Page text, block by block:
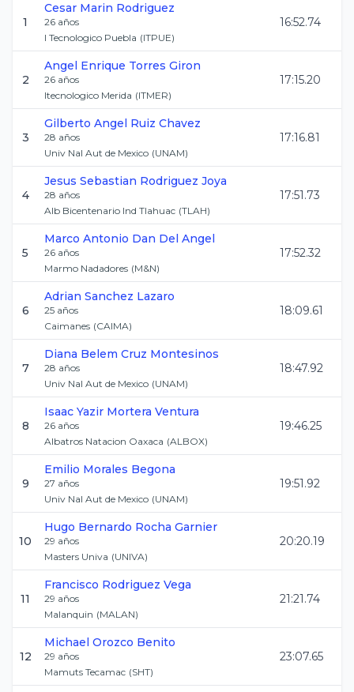
1
Cesar Marin Rodriguez
26 años
I Tecnologico Puebla (ITPUE)
16:52.74
2
Angel Enrique Torres Giron
26 años
Itecnologico Merida (ITMER)
17:15.20
3
Gilberto Angel Ruiz Chavez
28 años
Univ Nal Aut de Mexico (UNAM)
17:16.81
4
Jesus Sebastian Rodriguez Joya
28 años
Alb Bicentenario Ind Tlahuac (TLAH)
17:51.73
5
Marco Antonio Dan Del Angel
26 años
Marmo Nadadores (M&N)
17:52.32
6
Adrian Sanchez Lazaro
25 años
Caimanes (CAIMA)
18:09.61
7
Diana Belem Cruz Montesinos
28 años
Univ Nal Aut de Mexico (UNAM)
18:47.92
8
Isaac Yazir Mortera Ventura
26 años
Albatros Natacion Oaxaca (ALBOX)
19:46.25
9
Emilio Morales Begona
27 años
Univ Nal Aut de Mexico (UNAM)
19:51.92
10
Hugo Bernardo Rocha Garnier
29 años
Masters Univa (UNIVA)
20:20.19
11
Francisco Rodriguez Vega
29 años
Malanquin (MALAN)
21:21.74
12
Michael Orozco Benito
29 años
Mamuts Tecamac (SHT)
23:07.65